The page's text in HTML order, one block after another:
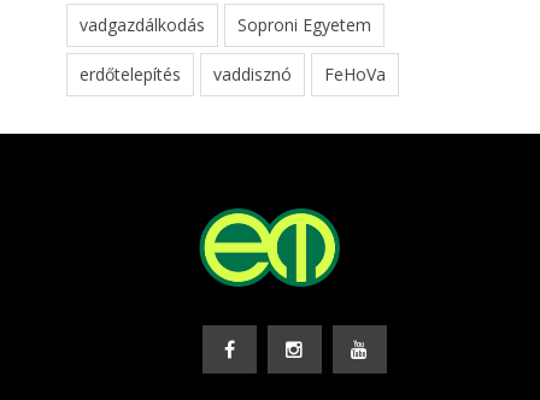
vadgazdálkodás Soproni Egyetem
erdőtelepítés vaddisznó FeHoVa